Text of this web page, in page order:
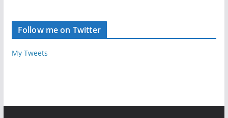
Follow me on Twitter
My Tweets